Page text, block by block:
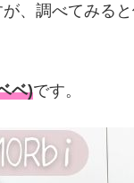
、調べてみる
ベ)です。